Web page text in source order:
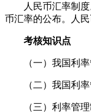
人民币汇率制度
币汇率的公布。人
考核知识点
（一）我国利率
（二）我国利率
（三）利率管理